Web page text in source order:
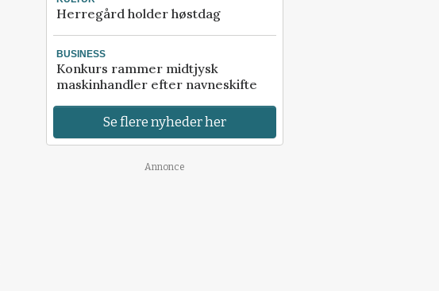
Herregård holder høstdag
BUSINESS
Konkurs rammer midtjysk
maskinhandler efter navneskifte
Se flere nyheder her
Annonce